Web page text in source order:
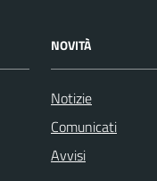
NOVITÀ
Notizie
Comunicati
Avvisi